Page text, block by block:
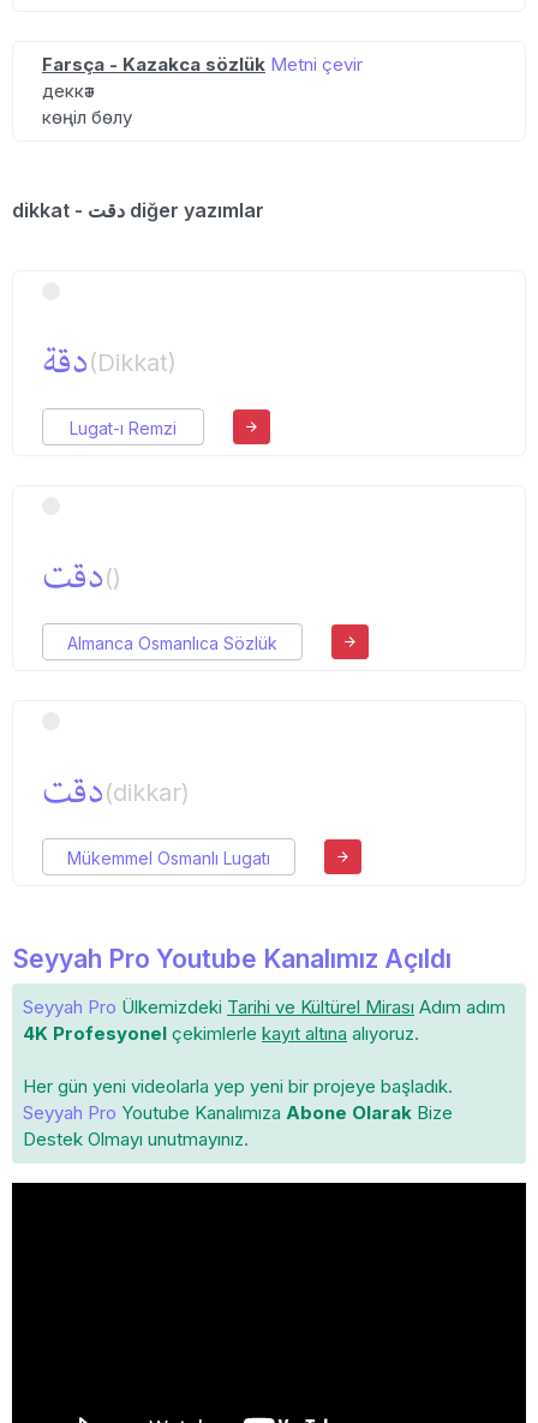
Farsça - Kazakca sözlük Metni çevir
деккәт
көңіл бөлу
dikkat - دقت diğer yazımlar
دقة(Dikkat)
Lugat-ı Remzi
دقت()
Almanca Osmanlıca Sözlük
دقت(dikkar)
Mükemmel Osmanlı Lugatı
Seyyah Pro Youtube Kanalımız Açıldı
Seyyah Pro Ülkemizdeki Tarihi ve Kültürel Mirası Adım adım
4K Profesyonel çekimlerle kayıt altına alıyoruz.
Her gün yeni videolarla yep yeni bir projeye başladık.
Seyyah Pro Youtube Kanalımıza Abone Olarak Bize
Destek Olmayı unutmayınız.